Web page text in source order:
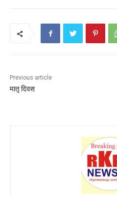
k
A
p
Previous article
मातृ दिवस